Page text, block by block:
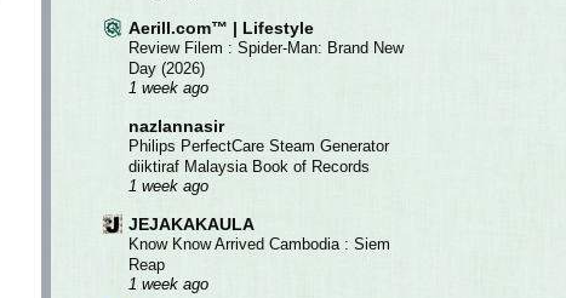
Aerill.com™ | Lifestyle
Review Filem : Spider-Man: Brand New
Day (2026)
1 week ago
nazlannasir
Philips PerfectCare Steam Generator
diiktiraf Malaysia Book of Records
1 week ago
JEJAKAKAULA
Know Know Arrived Cambodia : Siem
Reap
1 week ago